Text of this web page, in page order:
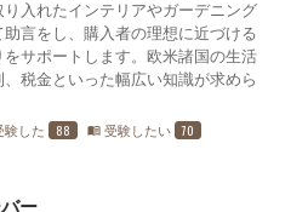
り入れたインテリアやガーデニング
助言をし、購入者の理想に近づける
をサポートします。欧米諸国の生活
税金といった幅広い知識が求めら
験した 88 menu_book 受験したい 70
ー